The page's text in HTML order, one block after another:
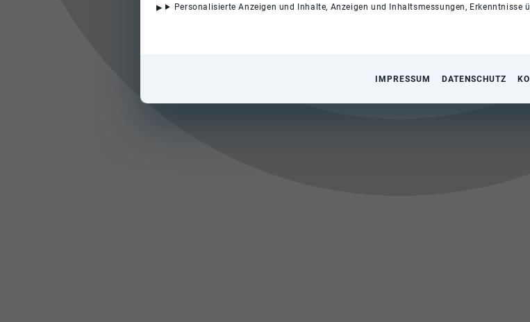
Personalisierte Anzeigen und Inhalte, Anzeigen und Inhaltsmessungen, Erkenntnisse
IMPRESSUM DATENSCHUTZ